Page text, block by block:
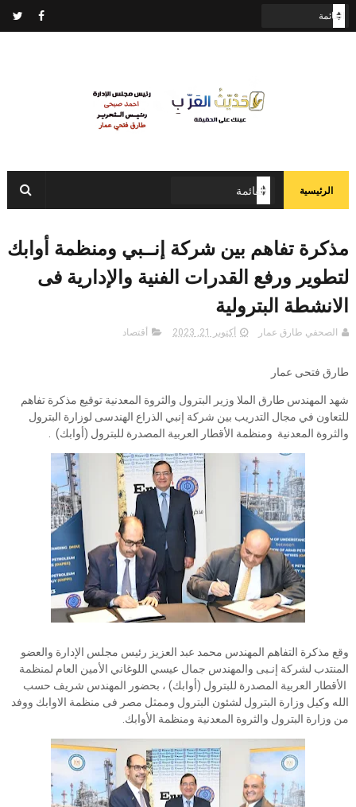
الرئيسية
مذكرة تفاهم بين شركة إنــبي ومنظمة أوابك
لتطوير ورفع القدرات الفنية والإدارية فى
الانشطة البترولية
الصحفي طارق عمار أكتوبر 21, 2023 أقتصاد
طارق فتحى عمار
شهد المهندس طارق الملا وزير البترول والثروة المعدنية توقيع مذكرة تفاهم
للتعاون في مجال التدريب بين شركة إنبي الذراع الهندسى لوزارة البترول
والثروة المعدنية ومنظمة الأقطار العربية المصدرة للبترول (أوابك) .
وقع مذكرة التفاهم المهندس محمد عبد العزيز رئيس مجلس الإدارة والعضو
المنتدب لشركة إنـبى والمهندس جمال عيسي اللوغاني الأمين العام لمنظمة
الأقطار العربية المصدرة للبترول (أوابك) ، بحضور المهندس شريف حسب
الله وكيل وزارة البترول لشئون البترول وممثل مصر فى منظمة الاوابك ووفد
من وزارة البترول والثروة المعدنية ومنظمة الأوابك.